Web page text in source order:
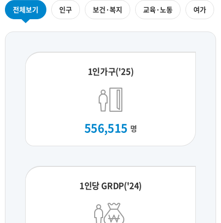
지역통계 시각화
전체보기 인구 보건·복지 교육·노동 여가
1인가구('25)
556,515 명
1인당 GRDP('24)